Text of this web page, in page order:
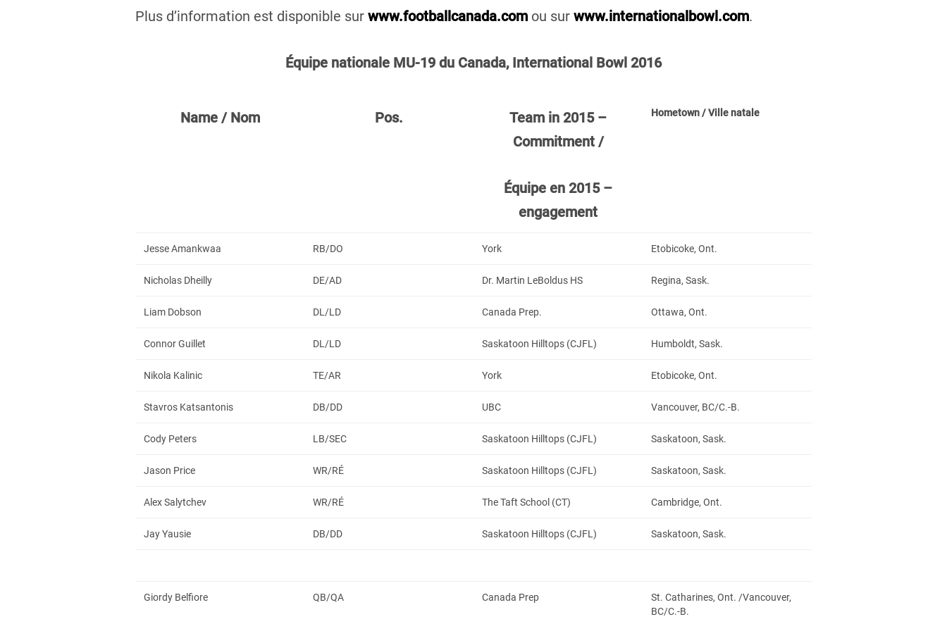
Plus d’information est disponible sur www.footballcanada.com ou sur www.internationalbowl.com.
Équipe nationale MU-19 du Canada, International Bowl 2016
Name / Nom Pos.
Team in 2015 –
Commitment /
Équipe en 2015 –
engagement
Hometown / Ville natale
Jesse Amankwaa RB/DO York Etobicoke, Ont.
Nicholas Dheilly DE/AD Dr. Martin LeBoldus HS Regina, Sask.
Liam Dobson DL/LD Canada Prep. Ottawa, Ont.
Connor Guillet DL/LD Saskatoon Hilltops (CJFL) Humboldt, Sask.
Nikola Kalinic TE/AR York Etobicoke, Ont.
Stavros Katsantonis DB/DD UBC Vancouver, BC/C.-B.
Cody Peters LB/SEC Saskatoon Hilltops (CJFL) Saskatoon, Sask.
Jason Price WR/RÉ Saskatoon Hilltops (CJFL) Saskatoon, Sask.
Alex Salytchev WR/RÉ The Taft School (CT) Cambridge, Ont.
Jay Yausie DB/DD Saskatoon Hilltops (CJFL) Saskatoon, Sask.
Giordy Belfiore QB/QA Canada Prep
St. Catharines, Ont. /Vancouver,
BC/C.-B.